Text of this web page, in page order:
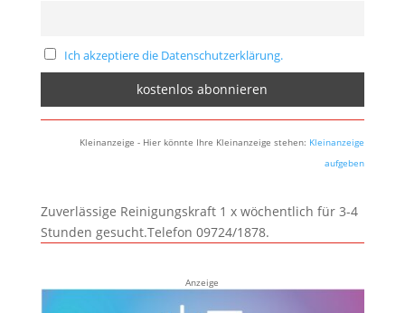
Ich akzeptiere die Datenschutzerklärung.
Kleinanzeige - Hier könnte Ihre Kleinanzeige stehen: Kleinanzeige
aufgeben
Zuverlässige Reinigungskraft 1 x wöchentlich für 3-4
Stunden gesucht.Telefon 09724/1878.
Anzeige